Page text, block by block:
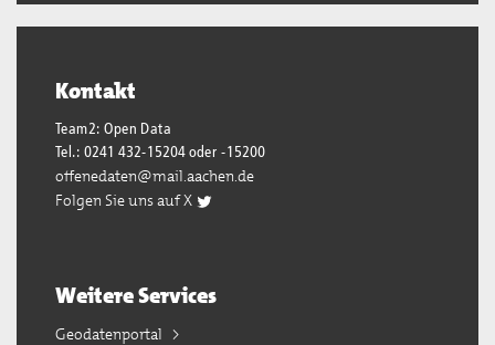
Kontakt
Team2: Open Data
Tel.: 0241 432-15204 oder -15200
offenedaten@mail.aachen.de
Folgen Sie uns auf X
Weitere Services
Geodatenportal